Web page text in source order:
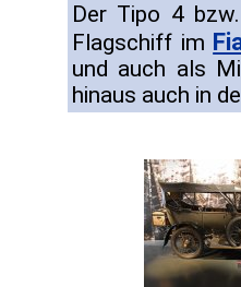
Der Tipo 4
Flagschiff im
und auch als
hinaus auch in